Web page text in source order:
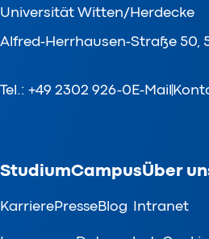
Universität Witten/Herdecke
Alfred-Herrhausen-Straße 50,
Tel.: +49 2302 926-0E-Mail
StudiumCampusÜber
KarrierePresseBlog Intranet